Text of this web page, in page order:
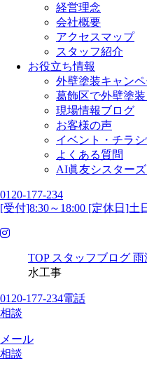
経営理念
会社概要
アクセスマップ
スタッフ紹介
お役立ち情報
外壁塗装キャン
葛飾区で外壁塗
現場情報ブログ
お客様の声
イベント・チラ
よくある質問
AI眞友シスター
0120-177-234
[受付]8:30～18:00 [定休日]土
TOP スタッフブログ 雨
水工事
0120-177-234電話
相談
メール
相談